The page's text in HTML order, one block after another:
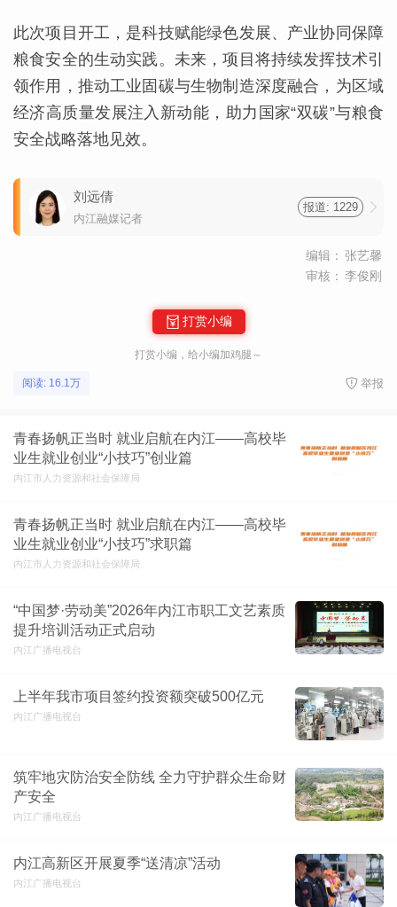
此次项目开工，是科技赋能绿色发展、产业协同保障
粮食安全的生动实践。未来，项目将持续发挥技术引
领作用，推动工业固碳与生物制造深度融合，为区域
经济高质量发展注入新动能，助力国家“双碳”与粮食
安全战略落地见效。
刘远倩
内江融媒记者
报道: 1229
编辑： 张艺馨
审核： 李俊刚
打赏小编
打赏小编，给小编加鸡腿～
阅读: 16.1万 举报
青春扬帆正当时 就业启航在内江——高校毕
业生就业创业“小技巧”创业篇
内江市人力资源和社会保障局
青春扬帆正当时 就业启航在内江——高校毕
业生就业创业“小技巧”求职篇
内江市人力资源和社会保障局
“中国梦·劳动美”2026年内江市职工文艺素质
提升培训活动正式启动
内江广播电视台
上半年我市项目签约投资额突破500亿元
内江广播电视台
筑牢地灾防治安全防线 全力守护群众生命财
产安全
内江广播电视台
内江高新区开展夏季“送清凉”活动
内江广播电视台